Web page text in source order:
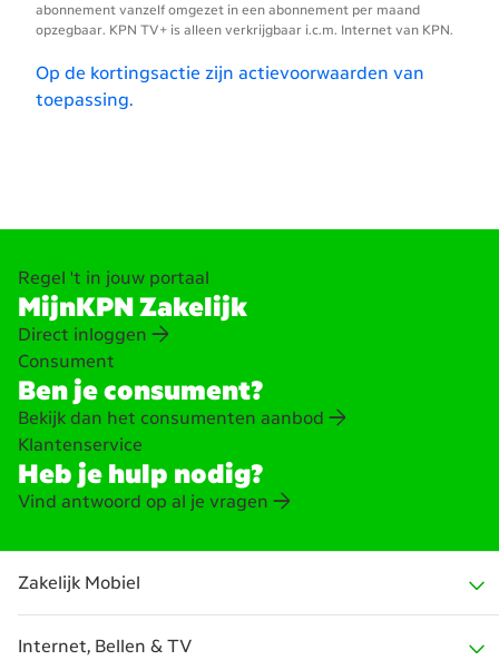
abonnement vanzelf omgezet in een abonnement per maand
opzegbaar. KPN TV+ is alleen verkrijgbaar i.c.m. Internet van KPN.
Op de kortingsactie zijn actievoorwaarden van
toepassing.
Consument
Ben je consument?
Bekijk dan het consumenten aanbod
Klantenservice
Heb je hulp nodig?
Vind antwoord op al je vragen
Regel 't in jouw portaal
MijnKPN Zakelijk
Direct inloggen
Zakelijk Mobiel
Mobiele abonnementen
Internet, Bellen & TV